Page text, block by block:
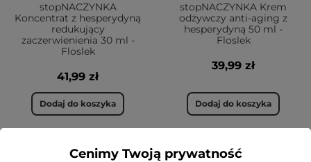
stopNACZYNKA
Koncentrat z hesperydyną
redukujący
zaczerwienienia 30 ml -
Floslek
41,99 zł
Dodaj do koszyka
stopNACZYNKA Krem
odżywczy anti-aging z
hesperydyną 50 ml -
Floslek
39,99 zł
Dodaj do koszyka
Cenimy Twoją prywatność